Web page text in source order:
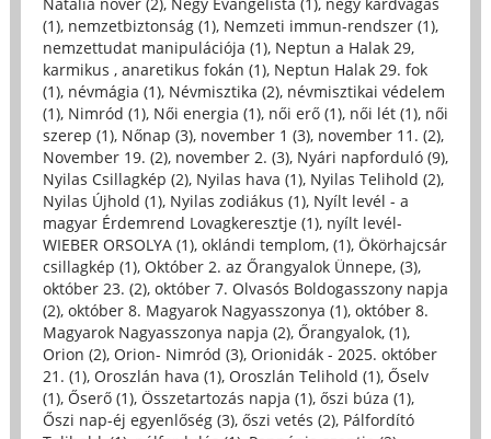
(1), nemzetbiztonság (1), Nemzeti immun-rendszer (1),
nemzettudat manipulációja (1), Neptun a Halak 29,
karmikus , anaretikus fokán (1), Neptun Halak 29. fok
(1), névmágia (1), Névmisztika (2), névmisztikai védelem
(1), Nimród (1), Női energia (1), női erő (1), női lét (1), női
szerep (1), Nőnap (3), november 1 (3), november 11. (2),
November 19. (2), november 2. (3), Nyári napforduló (9),
Nyilas Csillagkép (2), Nyilas hava (1), Nyilas Telihold (2),
Nyilas Újhold (1), Nyilas zodiákus (1), Nyílt levél - a
magyar Érdemrend Lovagkeresztje (1), nyílt levél-
WIEBER ORSOLYA (1), oklándi templom, (1), Ökörhajcsár
csillagkép (1), Október 2. az Őrangyalok Ünnepe, (3),
október 23. (2), október 7. Olvasós Boldogasszony napja
(2), október 8. Magyarok Nagyasszonya (1), október 8.
Magyarok Nagyasszonya napja (2), Őrangyalok, (1),
Orion (2), Orion- Nimród (3), Orionidák - 2025. október
21. (1), Oroszlán hava (1), Oroszlán Telihold (1), Őselv
(1), Őserő (1), Összetartozás napja (1), őszi búza (1),
Őszi nap-éj egyenlőség (3), őszi vetés (2), Pálfordító